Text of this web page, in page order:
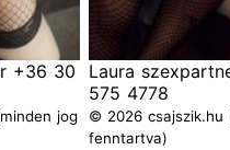
+36 30
jog
Laura
575 4778
© 2026 csajszik.hu
fenntartva)